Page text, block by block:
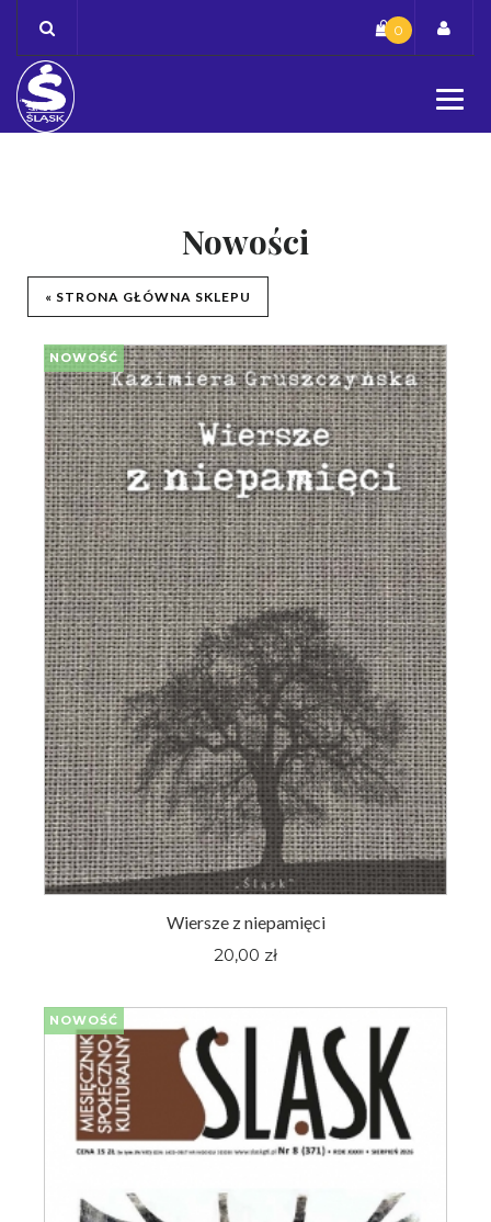
content
0
Nowości
« STRONA GŁÓWNA SKLEPU
NOWOŚĆ
Wiersze z niepamięci
20,00 zł
NOWOŚĆ